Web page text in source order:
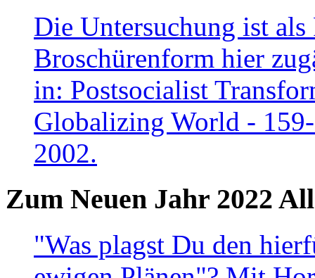
Die Untersuchung ist
Broschürenform hier
in: Postsocialist
Globalizing World -
2002.
Zum Neuen Jahr 2022
"Was plagst Du den